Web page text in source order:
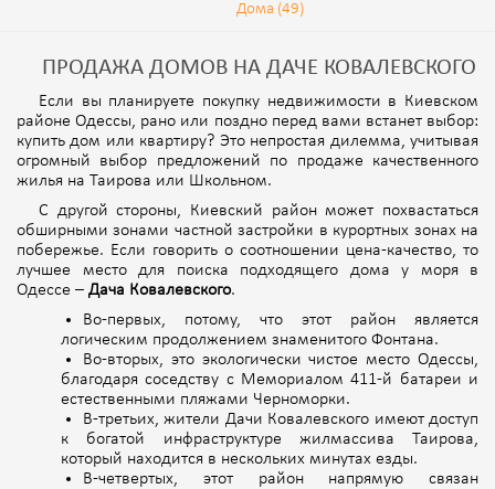
Дома (49)
ПРОДАЖА ДОМОВ НА ДАЧЕ КОВАЛЕВСКОГО
Если вы планируете покупку недвижимости в Киевском
районе Одессы, рано или поздно перед вами встанет выбор:
купить дом или квартиру? Это непростая дилемма, учитывая
огромный выбор предложений по продаже качественного
жилья на Таирова или Школьном.
С другой стороны, Киевский район может похвастаться
обширными зонами частной застройки в курортных зонах на
побережье. Если говорить о соотношении цена-качество, то
лучшее место для поиска подходящего дома у моря в
Одессе – Дача Ковалевского.
Во-первых, потому, что этот район является
логическим продолжением знаменитого Фонтана.
Во-вторых, это экологически чистое место Одессы,
благодаря соседству с Мемориалом 411-й батареи и
естественными пляжами Черноморки.
В-третьих, жители Дачи Ковалевского имеют доступ
к богатой инфраструктуре жилмассива Таирова,
который находится в нескольких минутах езды.
В-четвертых, этот район напрямую связан